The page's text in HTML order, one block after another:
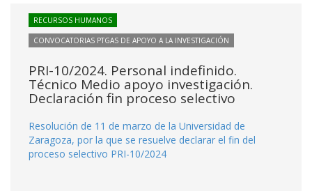
RECURSOS HUMANOS
CONVOCATORIAS PTGAS DE APOYO A LA INVESTIGACIÓN
PRI-10/2024. Personal indefinido.
Técnico Medio apoyo investigación.
Declaración fin proceso selectivo
Resolución de 11 de marzo de la Universidad de
Zaragoza, por la que se resuelve declarar el fin del
proceso selectivo PRI-10/2024